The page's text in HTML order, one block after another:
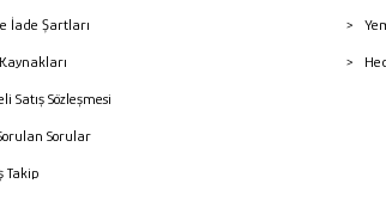
İade Şartları
Satış Sözleşmesi
Sorular
Takip